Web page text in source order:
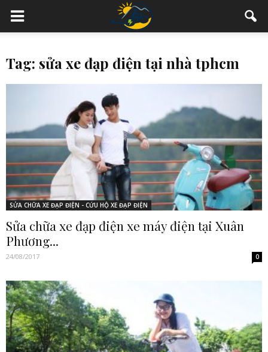
Tag: sửa xe đạp điện tại nhà tphcm
SỬA CHỮA XE ĐẠP ĐIỆN - CỨU HỘ XE ĐẠP ĐIỆN
Sửa chữa xe đạp điện xe máy điện tại Xuân
Phương...
24/08/2017 0